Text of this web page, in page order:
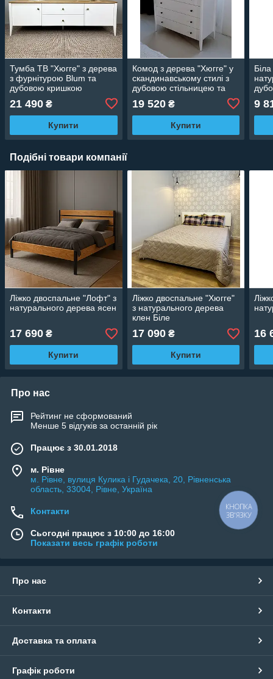
Тумба ТВ "Хюгге" з дерева
з фурнітурою Blum та
дубовою кришкою
21 490 ₴
Купити
Комод з дерева "Хюгге" у
скандинавському стилі з
дубовою стільницею та
19 520₴
Купити
9
Подібні товари компанії
Ліжко двоспальне "Лофт" з
натурального дерева ясен
17 690 ₴
Купити
Ліжко двоспальне "Хюгге"
з натурального дерева
клен Біле
17 090₴
Купити
16
Про нас
Рейтинг не сформований
Менше 5 відгуків за останній рік
Працює з 30.01.2018
м. Рівне
м. Рівне, вулиця Кулика і Гудачека, 20, Рівненська
область, 33004, Рівне, Україна
Контакти
Сьогодні працює з 10:00 до 16:00
Показати весь графік роботи
Про нас
Контакти
Доставка та оплата
Графік роботи
КНОПКА
ЗВ'ЯЗКУ